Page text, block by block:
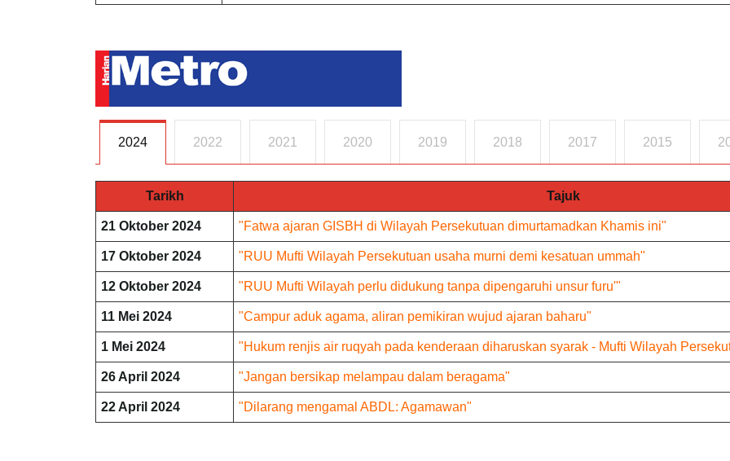
2024 2022 2021 2020 2019 2018 2017 2015
Tarikh Tajuk
21 Oktober 2024 "Fatwa ajaran GISBH di Wilayah Persekutuan dimurtamadkan Khamis ini"
17 Oktober 2024 "RUU Mufti Wilayah Persekutuan usaha murni demi kesatuan ummah"
12 Oktober 2024 "RUU Mufti Wilayah perlu didukung tanpa dipengaruhi unsur furu'"
11 Mei 2024 "Campur aduk agama, aliran pemikiran wujud ajaran baharu"
1 Mei 2024 "Hukum renjis air ruqyah pada kenderaan diharuskan syarak - Mufti Wilayah
26 April 2024 "Jangan bersikap melampau dalam beragama"
22 April 2024 "Dilarang mengamal ABDL: Agamawan"